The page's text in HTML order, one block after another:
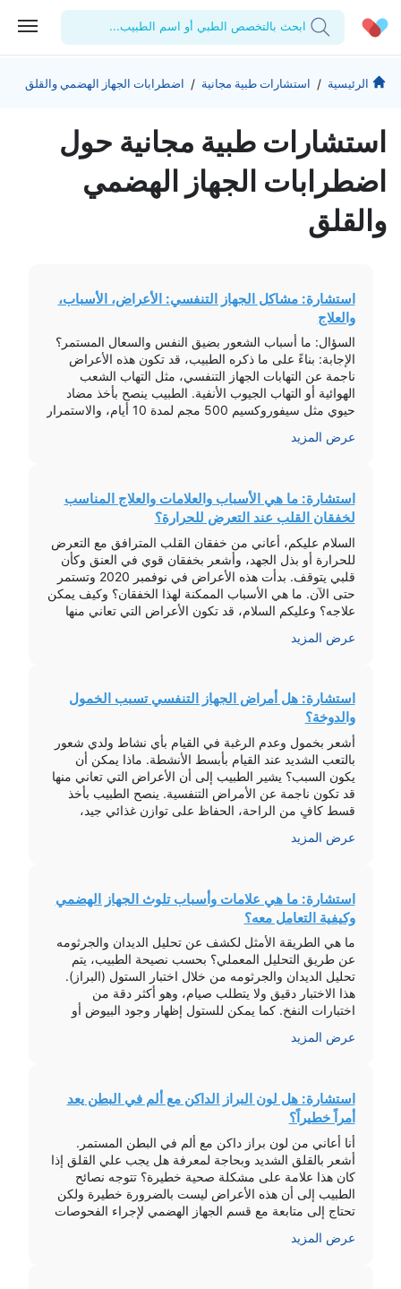
ابحث بالتخصص الطبي أو اسم الطبيب...
الحساب الشخصي
الوصفات الطبية
اختبارات المعمل
المفضلة
الشركة
المدونة
المقالات الطبية
الرئيسية / استشارات طبية مجانية / اضطرابات الجهاز الهضمي والقلق
استشارات طبیة مجانیة حول
اضطرابات الجهاز الهضمي
والقلق
استشارة: مشاكل الجهاز التنفسي: الأعراض، الأسباب،
والعلاج
السؤال: ما أسباب الشعور بضيق النفس والسعال المستمر؟
الإجابة: بناءً على ما ذكره الطبيب، قد تكون هذه الأعراض
ناجمة عن التهابات الجهاز التنفسي، مثل التهاب الشعب
الهوائية أو التهاب الجيوب الأنفية. الطبيب ينصح بأخذ مضاد
حيوي مثل سيفوروكسيم 500 مجم لمدة 10 أيام، والاستمرار
علامات مشاكل […]
عرض المزيد
استشارة: ما هي الأسباب والعلامات والعلاج المناسب
لخفقان القلب عند التعرض للحرارة؟
السلام عليكم، أعاني من خفقان القلب المترافق مع التعرض
للحرارة أو بذل الجهد، وأشعر بخفقان قوي في العنق وكأن
قلبي يتوقف. بدأت هذه الأعراض في نوفمبر 2020 وتستمر
حتى الآن. ما هي الأسباب الممكنة لهذا الخفقان؟ وكيف يمكن
علاجه؟ وعليكم السلام، قد تكون الأعراض التي تعاني منها
عرض المزيد
استشارة: هل أمراض الجهاز التنفسي تسبب الخمول
والدوخة؟
أشعر بخمول وعدم الرغبة في القيام بأي نشاط ولدي شعور
بالتعب الشديد عند القيام بأبسط الأنشطة. ماذا يمكن أن
يكون السبب؟ يشير الطبيب إلى أن الأعراض التي تعاني منها
قد تكون ناجمة عن الأمراض التنفسية. ينصح الطبيب بأخذ
قسط كافٍ من الراحة، الحفاظ على توازن غذائي جيد،
عرض المزيد
استشارة: ما هي علامات وأسباب تلوث الجهاز الهضمي
وكيفية التعامل معه؟
ما هي الطريقة الأمثل لكشف عن تحليل الديدان والجرثومه
عن طريق التحليل المعملي؟ بحسب نصيحة الطبيب، يتم
تحليل الديدان والجرثومه من خلال اختبار الستول (البراز).
هذا الاختبار دقيق ولا يتطلب صيام، وهو أكثر دقة من
اختبارات النفخ. كما يمكن للستول إظهار وجود البيوض أو
لمستشفى موثوق به والالتزام […]
عرض المزيد
استشارة: هل لون البراز الداكن مع ألم في البطن يعد
أمراً خطيراً؟
أنا أعاني من لون براز داكن مع ألم في البطن المستمر.
أشعر بالقلق الشديد وبحاجة لمعرفة هل يجب علي القلق إذا
كان هذا علامة على مشكلة صحية خطيرة؟ تتوجه نصائح
الطبيب إلى أن هذه الأعراض ليست بالضرورة خطيرة ولكن
تحتاج إلى متابعة مع قسم الجهاز الهضمي لإجراء الفحوصات
عرض المزيد